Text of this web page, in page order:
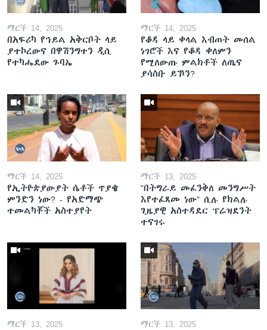
ማርች 14, 2025
በአፍሪካ የኅይል አቅርቦት ላይ
ያተኮረውና በዋሽንግተን ዲሲ
የተካሔደው ጉባኤ
ማርች 14, 2025
የቆዳ ላይ ቀላል እብጠት መሰል
ነገሮች እና የቆዳ ቀለምን
የሚለውጡ ምልክቶች ለጤና
ያሳስቡ ይኾን?
ማርች 14, 2025
የኢትዮጵያውያት ሴቶች ጥያቄ
ምንድን ነው? - የአድማጭ
ተመልካቾች አስተያየት
ማርች 13, 2025
"በትግራይ መፈንቅለ መንግሥት
እየተፈጸመ ነው" ሲሉ የክልሉ
ጊዜያዊ አስተዳደር ፕሬዝደንት
ተናገሩ
ማርች 13, 2025 ማርች 13, 2025